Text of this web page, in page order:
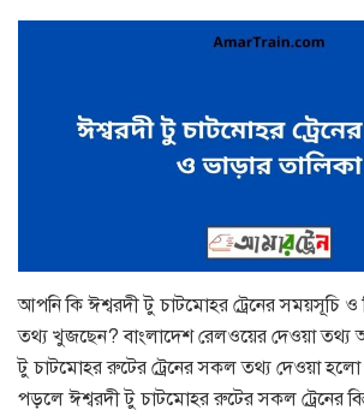
আপনি কি ঈশ্বরদী টু চাটমোহর ট্রেনের সময়সূচি ও
তথ্য খুজছেন? বাংলাদেশ রেলওয়ের দেওয়া তথ্য
টু চাটমোহর রুটের ট্রেনের সকল তথ্য দেওয়া হলো।
পড়লে ঈশ্বরদী টু চাটমোহর রুটের সকল ট্রেনের